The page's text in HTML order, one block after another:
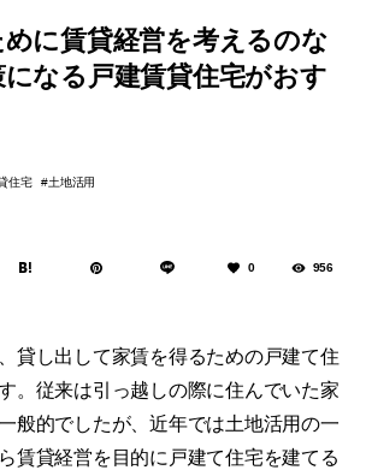
に賃貸経営を考えるのな
なる戸建賃貸住宅がおす
住宅 土地活用
0 956
貸し出して家賃を得るための戸建て住
。従来は引っ越しの際に住んでいた家
般的でしたが、近年では土地活用の一
賃貸経営を目的に戸建て住宅を建てる